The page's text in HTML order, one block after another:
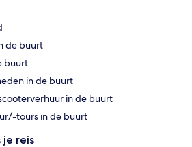
de buurt
buurt
in de buurt
in de buurt
tours in de buurt
je reis